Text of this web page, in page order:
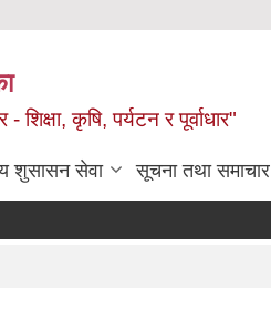
शिक्षा, कृषि, पर्यटन र पूर्वाधार"
शुसासन सेवा सूचना तथा समाचार